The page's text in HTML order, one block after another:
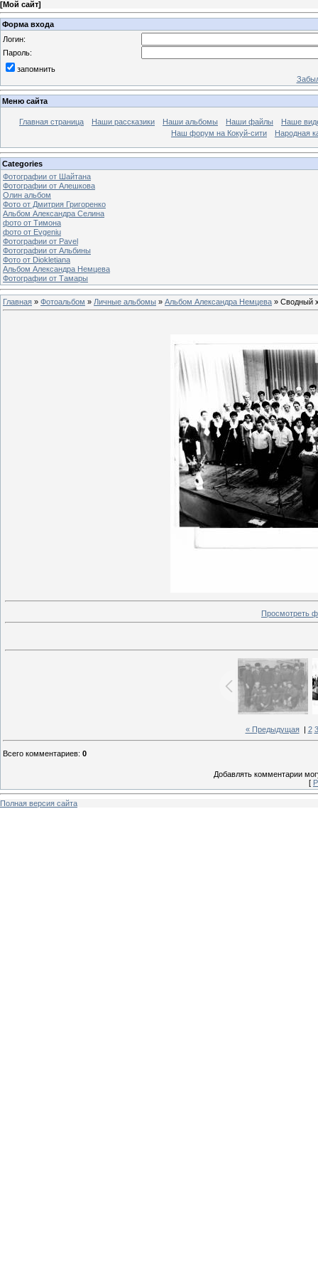
[Мой сайт]
Форма входа
Логин:
Пароль:
запомнить
Меню сайта
Главная страница Наши рассказики Наши альбомы Наши файлы
Наше
Наш форум на Кокуй-сити
Народная
Categories
Фотографии от Шайтана
Фотографии от Алешкова
Олин альбом
Фото от Дмитрия Григоренко
Альбом Александра Селина
фото от Тимона
фото от Еvgeniu
Фотографии от Pavel
Фотографии от Альбины
Фото от Diokletiana
Альбом Александра Немцева
Фотографии от Тамары
Главная » Фотоальбом » Личные альбомы » Альбом Александра Немцева » Сводный
Просмотреть
« Предыдущая| 2 3
Всего комментариев: 0
Добавлять комментарии
[
Полная версия сайта